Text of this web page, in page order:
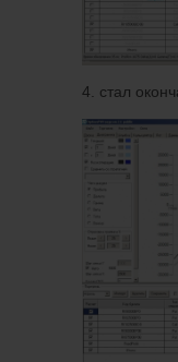
4. стал